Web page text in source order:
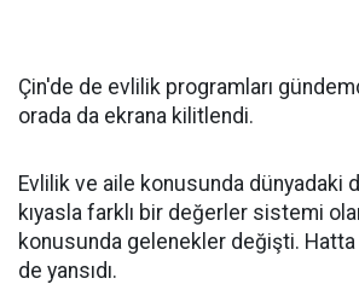
Çin'de de evlilik programları
orada da ekrana kilitlendi.
Evlilik ve aile konusunda dünyadaki
kıyasla farklı bir değerler sistemi
konusunda gelenekler değişti.
de yansıdı.